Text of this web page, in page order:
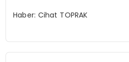
Haber: Cihat TOPRAK